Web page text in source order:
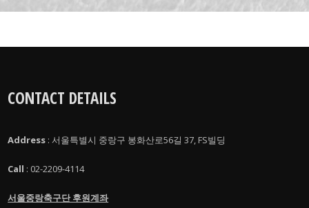
CONTACT DETAILS
Address : 서울특별시 중랑구 봉화산로56길 37, FS빌딩
Call : 02-2209-4114
서울중랑축구단 후원계좌